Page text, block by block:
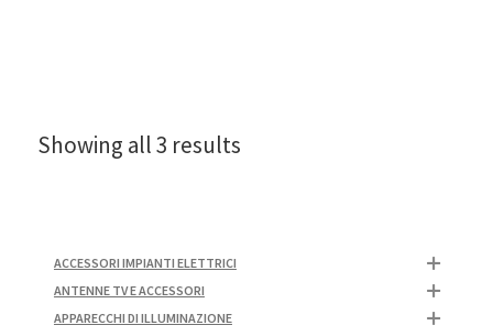
Showing all 3 results
ACCESSORI IMPIANTI ELETTRICI
ANTENNE TV E ACCESSORI
APPARECCHI DI ILLUMINAZIONE